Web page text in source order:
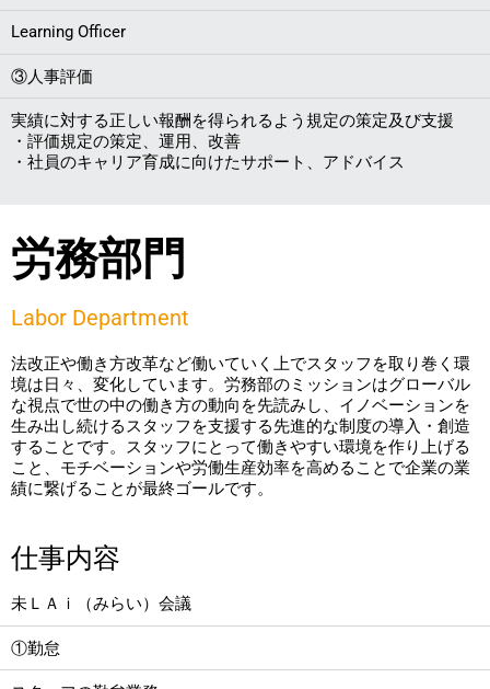
Learning Officer
③人事評価
実績に対する正しい報酬を得られるよう規定の策定及び支援
・評価規定の策定、運用、改善
・社員のキャリア育成に向けたサポート、アドバイス
労務部門
Labor Department
法改正や働き方改革など働いていく上でスタッフを取り巻く環
境は日々、変化しています。労務部のミッションはグローバル
な視点で世の中の働き方の動向を先読みし、イノベーションを
生み出し続けるスタッフを支援する先進的な制度の導入・創造
することです。スタッフにとって働きやすい環境を作り上げる
こと、モチベーションや労働生産効率を高めることで企業の業
績に繋げることが最終ゴールです。
仕事内容
未ＬＡｉ（みらい）会議
①勤怠